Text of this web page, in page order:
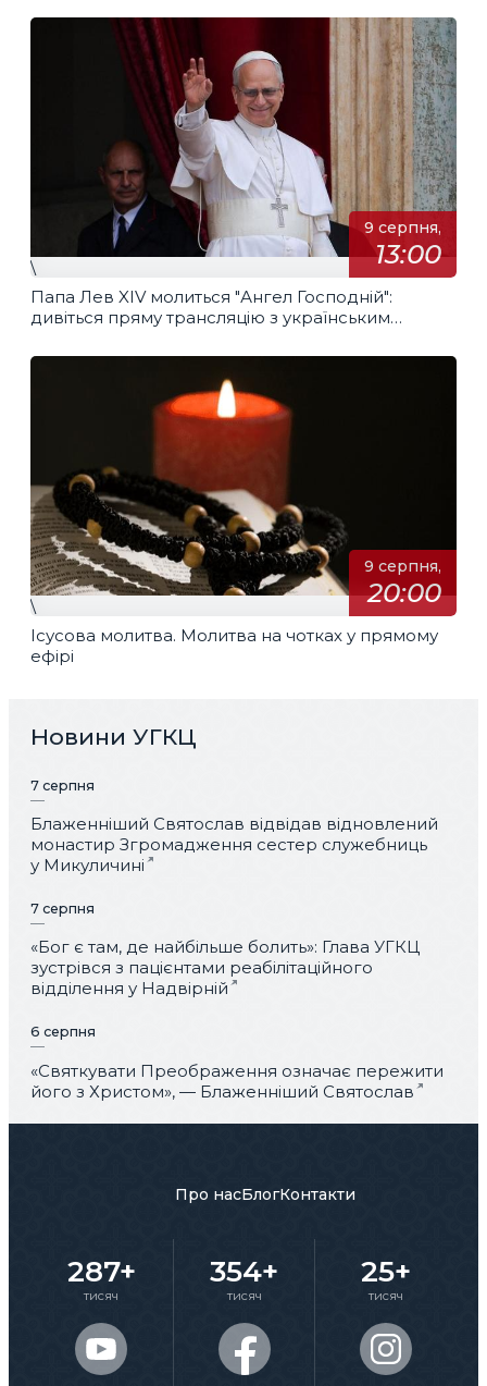
9 серпня,
13:00
\
Папа Лев XIV молиться "Ангел Господній":
дивіться пряму трансляцію з українським
9 серпня,
20:00
\
Ісусова молитва. Молитва на чотках у прямому
ефірі
Новини УГКЦ
7 серпня
Блаженніший Святослав відвідав відновлений
монастир Згромадження сестер служебниць
у Микуличині
7 серпня
«Бог є там, де найбільше болить»: Глава УГКЦ
зустрівся з пацієнтами реабілітаційного
відділення у Надвірній
6 серпня
«Святкувати Преображення означає пережити
його з Христом», — Блаженніший Святослав
Про насБлогКонтакти
287+
тисяч
354+
тисяч
25+
тисяч